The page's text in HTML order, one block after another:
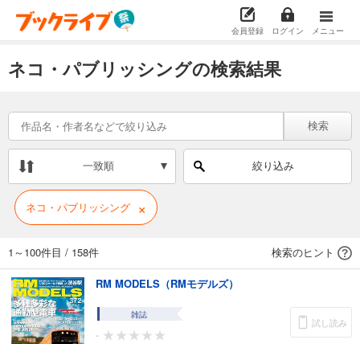
会員登録 ログイン メニュー
ネコ・パブリッシングの検索結果
検索
一致順 絞り込み
ネコ・パブリッシング ×
1～100件目 / 158件 検索のヒント
RM MODELS（RMモデルズ）
雑誌
-
試し読み